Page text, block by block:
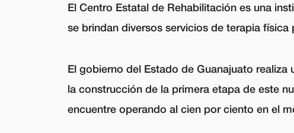
El Centro Estatal de Rehabilitación es una
se brindan diversos servicios de terapia
El gobierno del Estado de Guanajuato
la construcción de la primera etapa de este
encuentre operando al cien por ciento en el